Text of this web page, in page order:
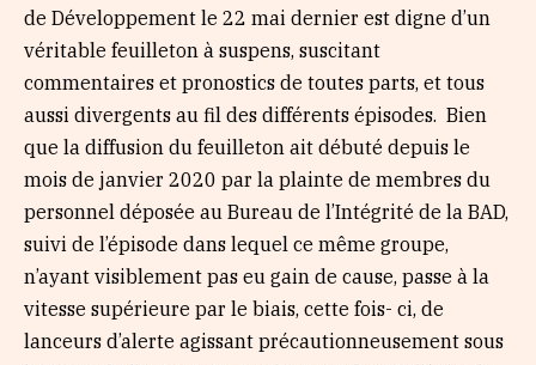
de Développement le 22 mai dernier est digne d’un
véritable feuilleton à suspens, suscitant
commentaires et pronostics de toutes parts, et tous
aussi divergents au fil des différents épisodes. Bien
que la diffusion du feuilleton ait débuté depuis le
mois de janvier 2020 par la plainte de membres du
personnel déposée au Bureau de l’Intégrité de la BAD,
suivi de l’épisode dans lequel ce même groupe,
n’ayant visiblement pas eu gain de cause, passe à la
vitesse supérieure par le biais, cette fois- ci, de
lanceurs d’alerte agissant précautionneusement sous